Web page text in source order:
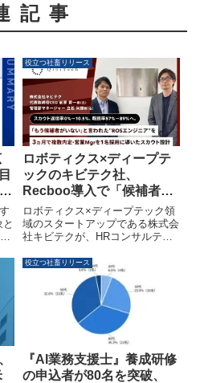
記事
役立つ社畜リリース
ロボティクス×ディープテ
ックのキビテク社、
Recboo導入で「候補者不
在」の専門職採用を3ヶ月
で複数内定に導く
ロボティクス×ディープテック領
域のスタートアップである株式会
社キビテクが、HRコンサルティ
し、採用難易度の高いロボットシ
ステム開発エンジニアや営業マネ
ージャーの採用課題を解決した事
例が公開されました。スカウト返
信率0%から10.5%への改善な
ど、具体的な成果をわずか3ヶ月
で実現しています。
役立つ社畜リリース
『AI業務支援士』養成研修
の申込者が80名を突破、